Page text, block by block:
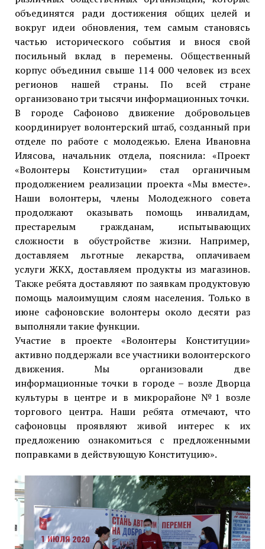
объединятся ради достижения общих целей и
вокруг идеи обновления, тем самым становясь
частью исторического события и внося свой
посильный вклад в перемены. Общественный
корпус объединил свыше 114 000 человек из всех
регионов нашей страны. По всей стране
организовано три тысячи информационных точки.
В городе Сафоново движение добровольцев
координирует волонтерский штаб, созданный при
отделе по работе с молодежью. Елена Ивановна
Илясова, начальник отдела, пояснила: «Проект
«Волонтеры Конституции» стал органичным
продолжением реализации проекта «Мы вместе».
Наши волонтеры, члены Молодежного совета
продолжают оказывать помощь инвалидам,
престарелым гражданам, испытывающих
сложности в обустройстве жизни. Например,
доставляем льготные лекарства, оплачиваем
услуги ЖКХ, доставляем продукты из магазинов.
Также ребята доставляют по заявкам продуктовую
помощь малоимущим слоям населения. Только в
июне сафоновские волонтеры около десяти раз
выполняли такие функции.
Участие в проекте «Волонтеры Конституции»
активно поддержали все участники волонтерского
движения. Мы организовали две
информационные точки в городе – возле Дворца
культуры в центре и в микрорайоне №1 возле
торгового центра. Наши ребята отмечают, что
сафоновцы проявляют живой интерес к их
предложению ознакомиться с предложенными
поправками в действующую Конституцию».